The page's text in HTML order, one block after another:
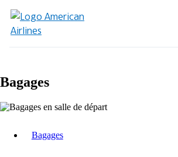
Bagages
Bagages